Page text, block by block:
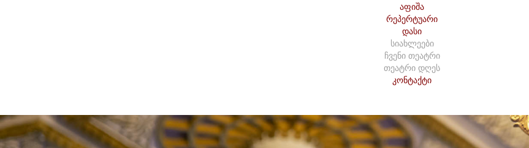
აფიშა
რეპერტუარი
დასი
სიახლეები
ჩვენი თეატრი
თეატრი დღეს
კონტაქტი